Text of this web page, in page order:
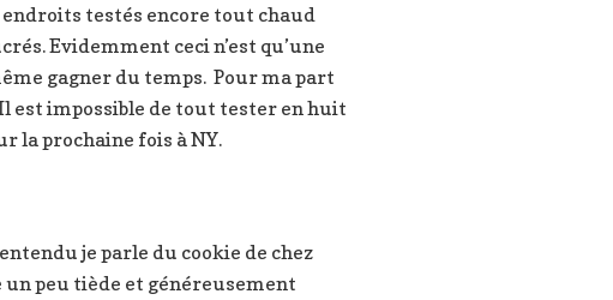
endroits testés encore tout chaud
Evidemment ceci n’est qu’une
gagner du temps. Pour ma part
est impossible de tout tester en huit
la prochaine fois à NY.
je parle du cookie de chez
un peu tiède et généreusement